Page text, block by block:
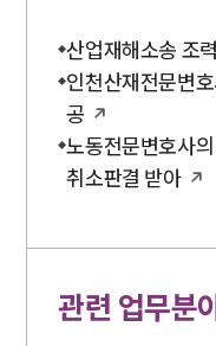
산업재해소송 조
인천산재전문변
공
노동전문변호사
취소판결 받아
관련 업무분